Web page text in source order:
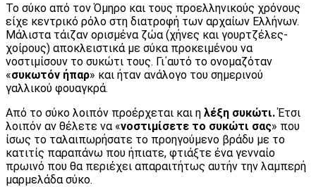
Το σύκο από τον Όμηρο και τους προελληνικούς χρόνους
είχε κεντρικό ρόλο στη διατροφή των αρχαίων Ελλήνων.
Μάλιστα τάιζαν ορισμένα ζώα (χήνες και γουρτζέλες-
χοίρους) αποκλειστικά με σύκα προκειμένου να
νοστιμίσουν το συκώτι τους. Γι΄αυτό το ονομαζόταν
«συκωτόν ήπαρ» και ήταν ανάλογο του σημερινού
γαλλικού φουαγκρά.
Από το σύκο λοιπόν προέρχεται και η λέξη συκώτι.Έτσι
λοιπόν αν θέλετε να «νοστιμίσετε το συκώτι σας» που
ίσως το ταλαιπωρήσατε το προηγούμενο βράδυ με το
κατιτίς παραπάνω που ήπιατε, φτιάξτε ένα γενναίο
πρωινό που θα περιέχει απαραιτήτως αυτήν την λαμπερή
μαρμελάδα σύκο.